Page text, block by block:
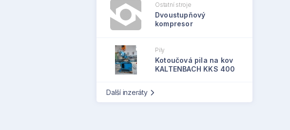
Ostatní stroje
Dvoustupňový
kompresor
Pily
Kotoučová pila na kov
KALTENBACH KKS 400
Další inzeráty